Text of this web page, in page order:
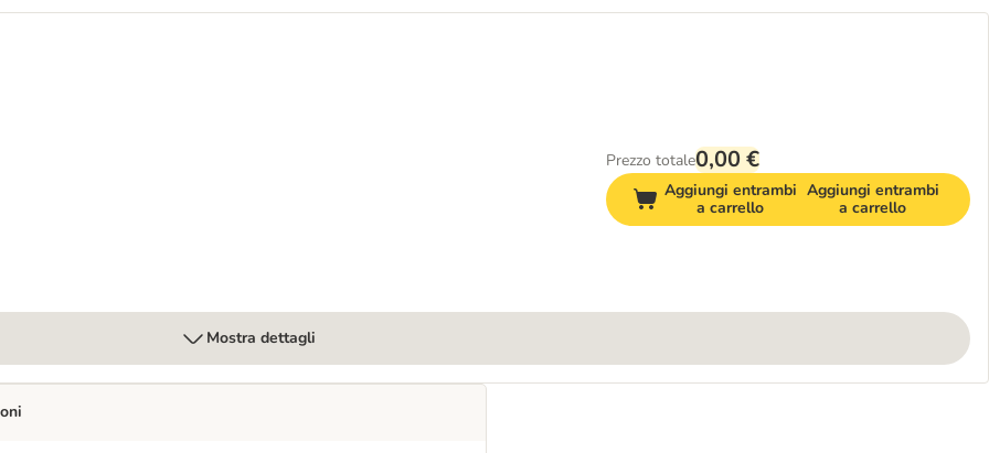
umido gatto
Prezzo totale0,00 €
Aggiungi entrambi
a carrello
Aggiungi entrambi
a carrello
Mostra dettagli